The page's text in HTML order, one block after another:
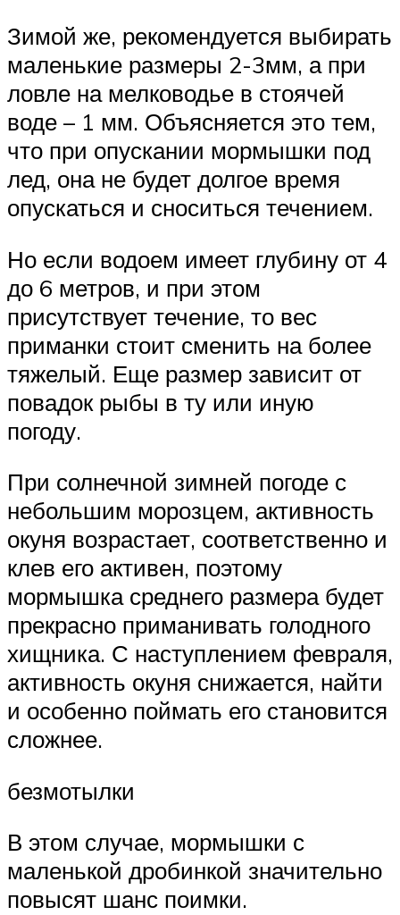
Зимой же, рекомендуется выбирать
маленькие размеры 2-3мм, а при
ловле на мелководье в стоячей
воде – 1 мм. Объясняется это тем,
что при опускании мормышки под
лед, она не будет долгое время
опускаться и сноситься течением.
Но если водоем имеет глубину от 4
до 6 метров, и при этом
присутствует течение, то вес
приманки стоит сменить на более
тяжелый. Еще размер зависит от
повадок рыбы в ту или иную
погоду.
При солнечной зимней погоде с
небольшим морозцем, активность
окуня возрастает, соответственно и
клев его активен, поэтому
мормышка среднего размера будет
прекрасно приманивать голодного
хищника. С наступлением февраля,
активность окуня снижается, найти
и особенно поймать его становится
сложнее.
безмотылки
В этом случае, мормышки с
маленькой дробинкой значительно
повысят шанс поимки.